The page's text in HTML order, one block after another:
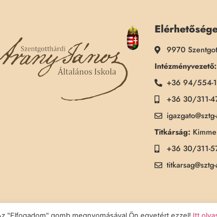
9970
Intézményvezető:
+36 94/554-
+36 30/311-
Titkárság:
+36 30/311-